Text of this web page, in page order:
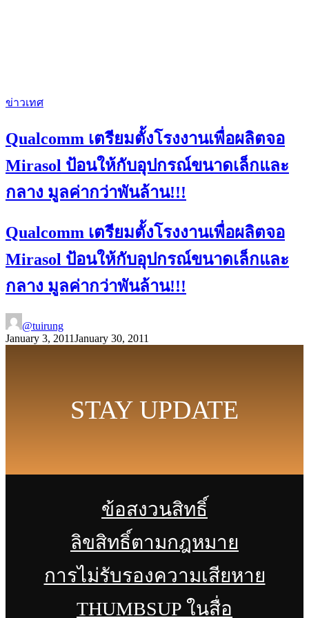
ข่าวเทศ
Qualcomm เตรียมตั้งโรงงานเพื่อผลิตจอ
Mirasol ป้อนให้กับอุปกรณ์ขนาดเล็กและ
กลาง มูลค่ากว่าพันล้าน!!!
Qualcomm เตรียมตั้งโรงงานเพื่อผลิตจอ
Mirasol ป้อนให้กับอุปกรณ์ขนาดเล็กและ
กลาง มูลค่ากว่าพันล้าน!!!
@tuirung
January 3, 2011January 30, 2011
STAY UPDATE
ข้อสงวนสิทธิ์
ลิขสิทธิ์ตามกฎหมาย
การไม่รับรองความเสียหาย
THUMBSUP ในสื่อ